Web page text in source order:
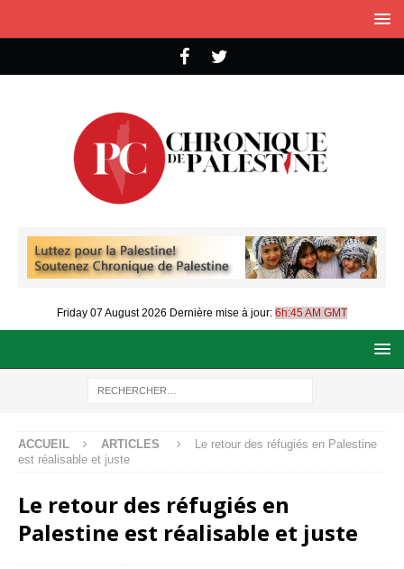
Friday 07 August 2026 Dernière mise à jour: 6h:45 AM GMT
ACCUEIL ARTICLES
Le retour des réfugiés en Palestine
est réalisable et juste
Le retour des réfugiés en
Palestine est réalisable et juste